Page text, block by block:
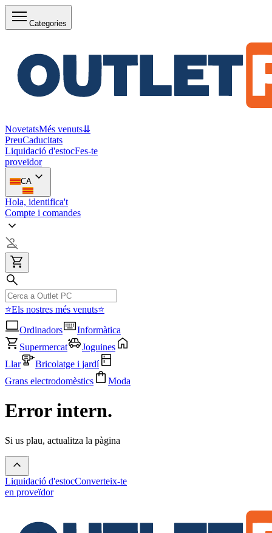
Categories
NovetatsMés venuts⇊
PreuCaducitats
Liquidació d'estocFes-te
proveïdor
CA
Hola, identifica't
Compte i comandes
⭐Els nostres més venuts⭐
Ordinadors
Informàtica
Supermercat
Joguines
Llar
Bricolatge i jardí
Grans electrodomèstics
Moda
Error intern.
Si us plau, actualitza la pàgina
Liquidació d'estocConverteix-te
en proveïdor